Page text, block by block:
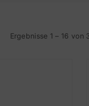
Ergebnisse 1 – 16 von